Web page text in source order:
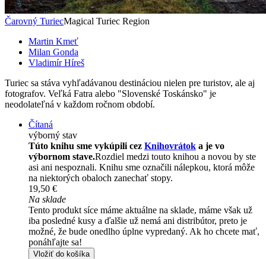
Čarovný TuriecMagical Turiec Region
Martin Kmeť
Milan Gonda
Vladimír Híreš
Turiec sa stáva vyhľadávanou destináciou nielen pre turistov, ale aj
fotografov. Veľká Fatra alebo "Slovenské Toskánsko" je
neodolateľná v každom ročnom období.
Čítaná
výborný stav
Túto knihu sme vykúpili cez Knihovrátok a je vo
výbornom stave.Rozdiel medzi touto knihou a novou by ste
asi ani nespoznali. Knihu sme označili nálepkou, ktorá môže
na niektorých obaloch zanechať stopy.
19,50 €
Na sklade
Tento produkt síce máme aktuálne na sklade, máme však už
iba posledné kusy a ďalšie už nemá ani distribútor, preto je
možné, že bude onedlho úplne vypredaný. Ak ho chcete mať,
ponáhľajte sa!
Vložiť do košíka